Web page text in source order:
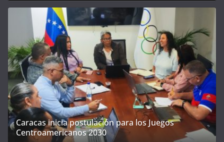
Caracas inicia postulación para los Juegos
Centroamericanos 2030